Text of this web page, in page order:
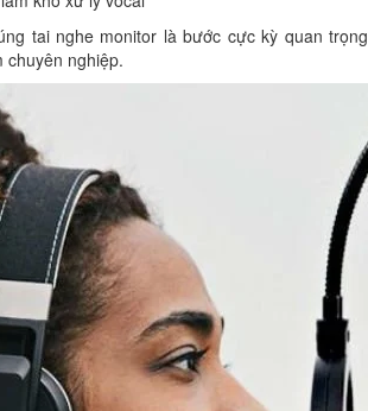
tai nghe monitor là bước cực kỳ quan trọng
chuyên nghiệp.